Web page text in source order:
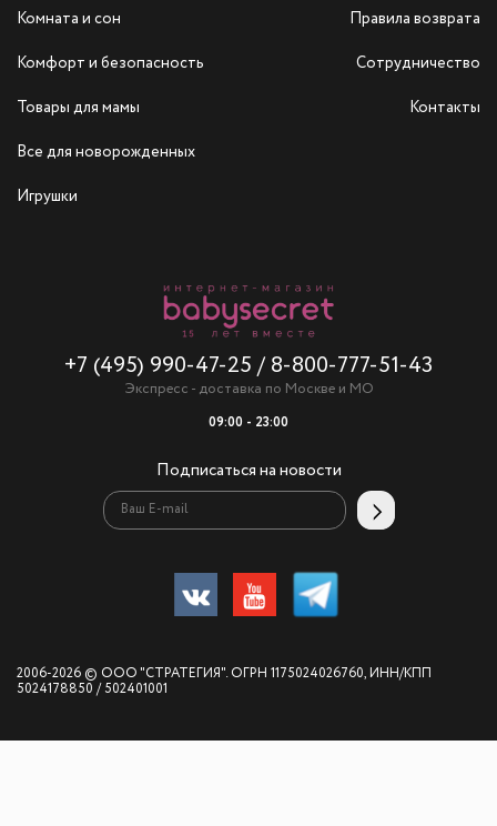
Комната и сон
Комфорт и безопасность
Товары для мамы
Все для новорожденных
Игрушки
+7 (495) 990-47-25 / 8-800-777-51-43
Экспресс - доставка по Москве и МО
09:00 - 23:00
Подписаться на новости
Правила возврата
Сотрудничество
Контакты
2006-2026 © ООО "СТРАТЕГИЯ". ОГРН 1175024026760, ИНН/КПП
5024178850 / 502401001